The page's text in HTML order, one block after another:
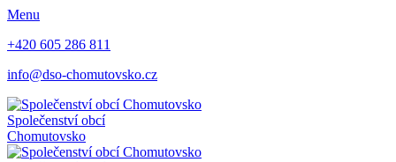
Menu
+420 605 286 811
info@dso-chomutovsko.cz
Společenství obcí
Chomutovsko